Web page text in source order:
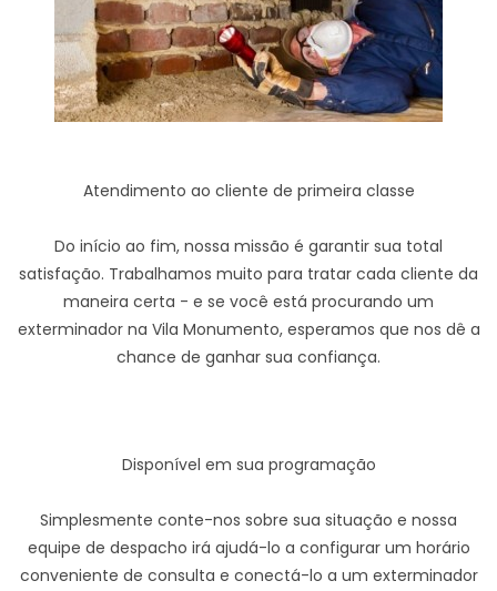
Atendimento ao cliente de primeira classe
Do início ao fim, nossa missão é garantir sua total
satisfação. Trabalhamos muito para tratar cada cliente da
maneira certa - e se você está procurando um
exterminador na Vila Monumento, esperamos que nos dê a
chance de ganhar sua confiança.
Disponível em sua programação
Simplesmente conte-nos sobre sua situação e nossa
equipe de despacho irá ajudá-lo a configurar um horário
conveniente de consulta e conectá-lo a um exterminador